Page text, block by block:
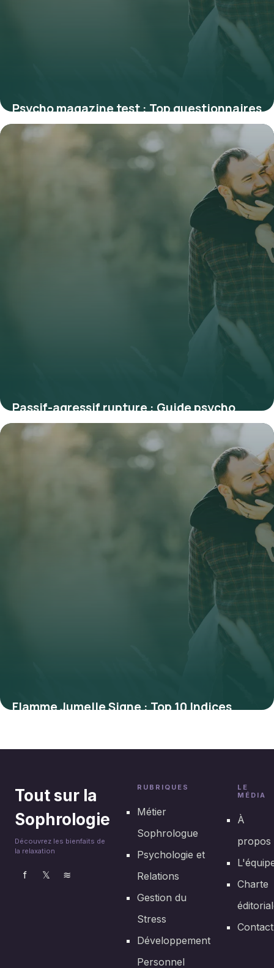
Psycho magazine test : Top questionnaires
1 juillet 2026
Passif-agressif rupture : Guide psycho
30 juin 2026
Flamme Jumelle Signe : Top 10 Indices
29 juin 2026
Tout sur la
Sophrologie
Découvrez les bienfaits de
la relaxation
f 𝕏 ≋
RUBRIQUES
Métier
Sophrologue
Psychologie et
Relations
Gestion du
Stress
Développement
Personnel
LE
MÉDIA
À
propos
Charte
Contact